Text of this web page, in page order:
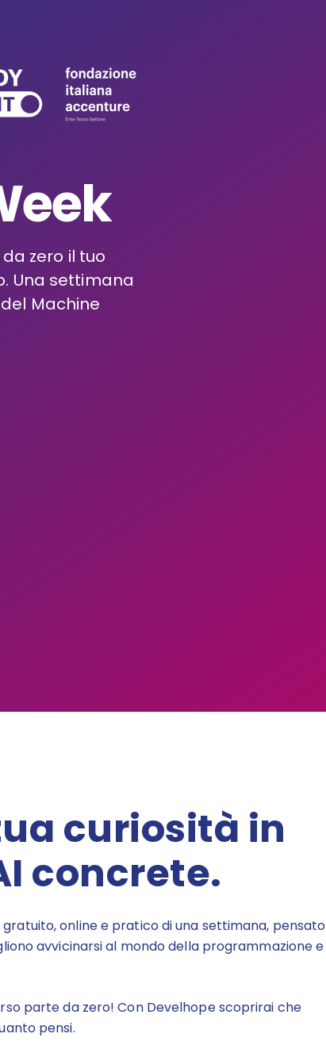
zero il tuo
Una settimana
Machine
curiosità in
concrete.
online e pratico di una settimana, pensato
avvicinarsi al mondo della programmazione e
parte da zero! Con Develhope scoprirai che
pensi.